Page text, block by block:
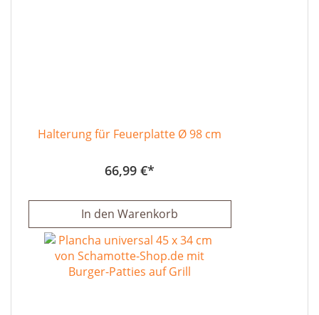
Halterung für Feuerplatte Ø 98 cm
66,99 €
In den Warenkorb